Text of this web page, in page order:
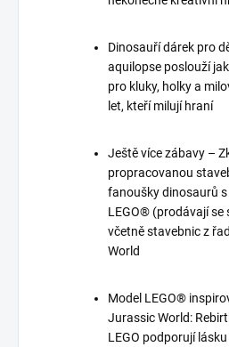
Dinosauří dárek pro
aquilopse poslouží
pro kluky, holky a
let, kteří milují hraní
Ještě více zábavy –
propracovanou
fanoušky dinosaurů
LEGO® (prodávají se
včetně stavebnic z
World
Model LEGO®
Jurassic World:
LEGO podporují